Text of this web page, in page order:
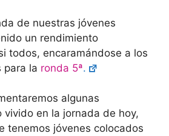
de nuestras jóvenes
un rendimiento
todos, encaramándose a los
para la ronda 5ª.
algunas
vivido en la jornada de hoy,
tenemos jóvenes colocados